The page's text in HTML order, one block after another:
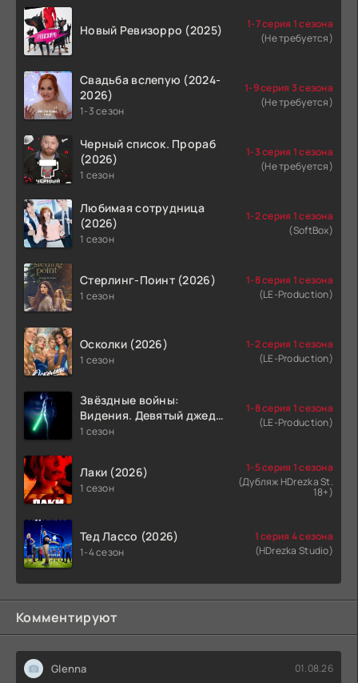
Новый Ревизорро (2025)
1-7 серия 1 сезона
(Не требуется)
Свадьба вслепую (2024-
2026)
1-3 сезон
1-9 серия 3 сезона
(Не требуется)
Черный список. Прораб
(2026)
1 сезон
1-3 серия 1 сезона
(Не требуется)
Любимая сотрудница
(2026)
1 сезон
1-2 серия 1 сезона
(SoftBox)
Стерлинг-Поинт (2026)
1 сезон
1-8 серия 1 сезона
(LE-Production)
Осколки (2026)
1 сезон
1-2 серия 1 сезона
(LE-Production)
Звёздные войны:
Видения. Девятый джедай
(2026)
1 сезон
1-8 серия 1 сезона
(LE-Production)
Лаки (2026)
1 сезон
1-5 серия 1 сезона
(Дубляж HDrezka St.
18+)
Тед Лассо (2026)
1-4 сезон
1 серия 4 сезона
(HDrezka Studio)
Комментируют
Glenna 01.08.26